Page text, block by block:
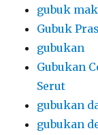
gubuk
Gubuk
gubukan
Gubukan
Serut
gubukan
gubukan